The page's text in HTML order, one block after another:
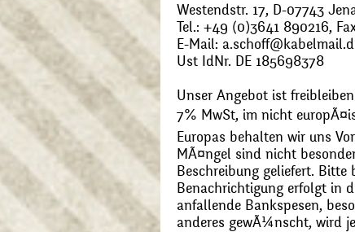
Westendstr. 17, D-07743
Tel.: +49 (0)3641 890216,
E-Mail:
Ust IdNr. DE 185698378
Unser Angebot ist
7% MwSt, im nicht
Europas behalten wir uns
MÃ¤ngel sind nicht
Beschreibung geliefert. Bitte
Benachrichtigung erfolgt in
anfallende Bankspesen,
anderes gewÃ¼nscht, wird